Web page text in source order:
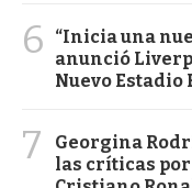
6
“Inicia una
anunció
Nuevo Estadio
7
Georgina
las críticas